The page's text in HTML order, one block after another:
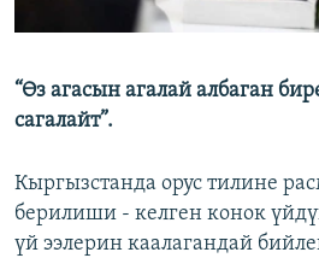
ЭЕ/АРнун бардык сайттары
“Өз агасын агалай албаган
сагалайт”.
Кыргызстанда орус тилине
берилиши - келген конок
үй ээлерин каалагандай